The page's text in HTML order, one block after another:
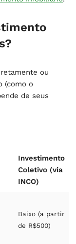
ou
(como o
de seus
Investimento
Coletivo (via
INCO)
Baixo (a partir
de R$500)